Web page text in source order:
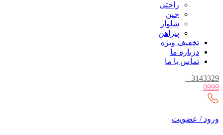
راحتی
جین
شلوار
پیراهن
تخفیف ویژه
درباره ما
تماس با ما
3143329
0999
ورود / عضویت